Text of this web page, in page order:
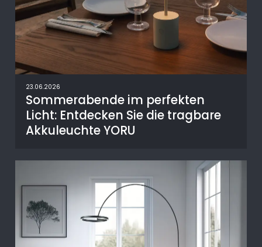
23.06.2026
Sommerabende im perfekten
Licht: Entdecken Sie die tragbare
Akkuleuchte YORU